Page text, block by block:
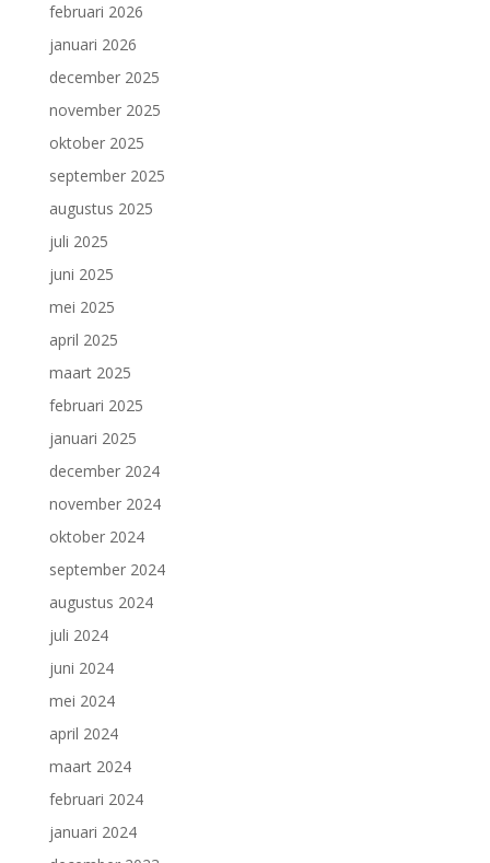
februari 2026
januari 2026
december 2025
november 2025
oktober 2025
september 2025
augustus 2025
juli 2025
juni 2025
mei 2025
april 2025
maart 2025
februari 2025
januari 2025
december 2024
november 2024
oktober 2024
september 2024
augustus 2024
juli 2024
juni 2024
mei 2024
april 2024
maart 2024
februari 2024
januari 2024